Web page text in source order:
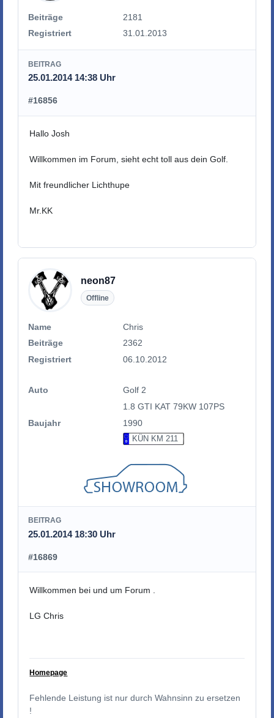
Beiträge
2181
Registriert
31.01.2013
BEITRAG
25.01.2014 14:38 Uhr
#16856
Hallo Josh
Willkommen im Forum, sieht echt toll aus dein Golf.
Mit freundlicher Lichthupe
Mr.KK
neon87
Offline
Name
Chris
Beiträge
2362
Registriert
06.10.2012
Auto
Golf 2
1.8 GTI KAT 79KW 107PS
Baujahr
1990
KÜN KM 211
BEITRAG
25.01.2014 18:30 Uhr
#16869
Willkommen bei und um Forum .
LG Chris
Homepage
Fehlende Leistung ist nur durch Wahnsinn zu ersetzen
!